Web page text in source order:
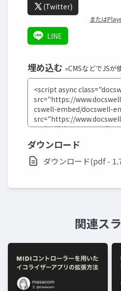
(Twitter)
または
LINE
埋め込む »CMSなどでJSが
ダウンロード
ダウンロード(pdf -
関連ス